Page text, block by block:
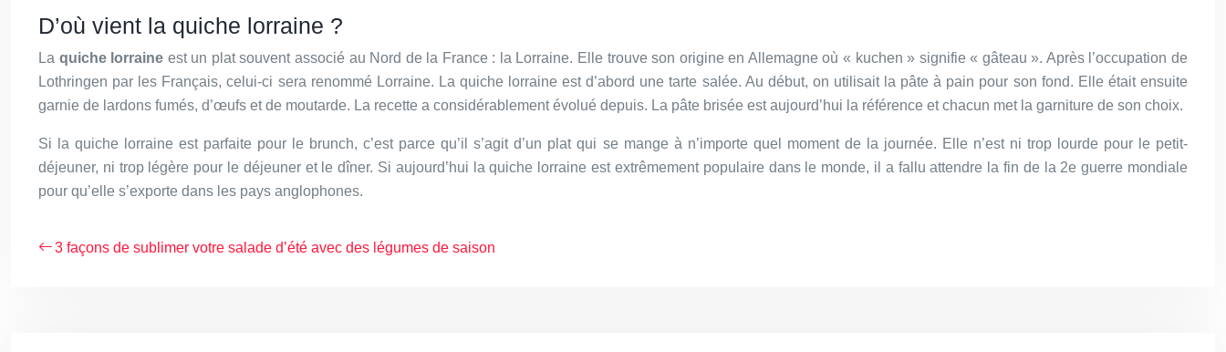
D’où vient la quiche lorraine ?
La quiche lorraine est un plat souvent associé au Nord de la France : la Lorraine. Elle trouve son origine en Allemagne où « kuchen » signifie « gâteau ». Après l’occupation de
Lothringen par les Français, celui-ci sera renommé Lorraine. La quiche lorraine est d’abord une tarte salée. Au début, on utilisait la pâte à pain pour son fond. Elle était ensuite
garnie de lardons fumés, d’œufs et de moutarde. La recette a considérablement évolué depuis. La pâte brisée est aujourd’hui la référence et chacun met la garniture de son choix.
Si la quiche lorraine est parfaite pour le brunch, c’est parce qu’il s’agit d’un plat qui se mange à n’importe quel moment de la journée. Elle n’est ni trop lourde pour le petit-
déjeuner, ni trop légère pour le déjeuner et le dîner. Si aujourd’hui la quiche lorraine est extrêmement populaire dans le monde, il a fallu attendre la fin de la 2e guerre mondiale
pour qu’elle s’exporte dans les pays anglophones.
3 façons de sublimer votre salade d’été avec des légumes de saison